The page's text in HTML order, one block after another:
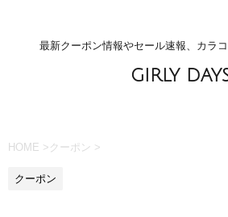
最新クーポン情報やセール速報、カラ
GIRLY
HOME > クーポン >
クーポン